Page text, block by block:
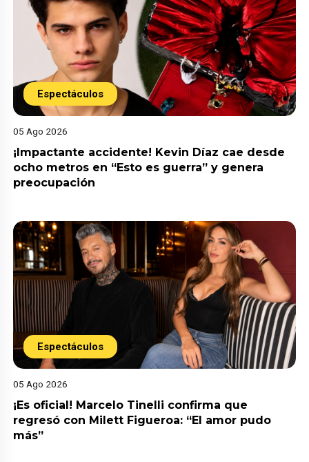
Espectáculos
05 Ago 2026
¡Impactante accidente! Kevin Díaz cae desde
ocho metros en “Esto es guerra” y genera
preocupación
Espectáculos
05 Ago 2026
¡Es oficial! Marcelo Tinelli confirma que
regresó con Milett Figueroa: “El amor pudo
más”